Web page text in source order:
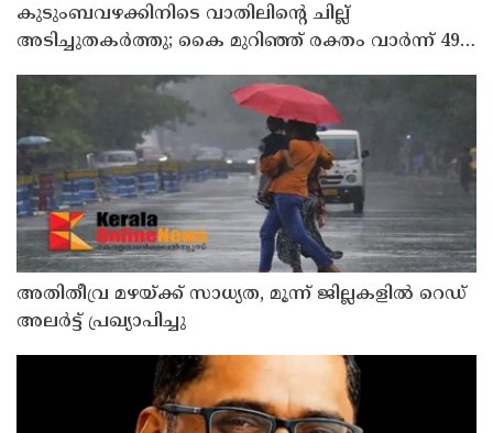
കുടുംബവഴക്കിനിടെ വാതിലിന്റെ ചില്ല്
അടിച്ചുതകര്‍ത്തു; കൈ മുറിഞ്ഞ് രക്തം വാര്‍ന്ന് 49-
കാരന് ദാരുണാന്ത്യം
അതിതീവ്ര മഴയ്ക്ക് സാധ്യത, മൂന്ന് ജില്ലകളിൽ റെഡ്
അലർട്ട് പ്രഖ്യാപിച്ചു